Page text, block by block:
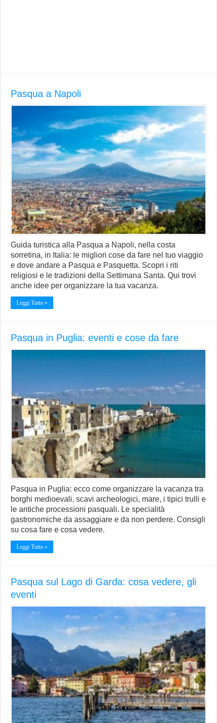
Pasqua a Napoli
Guida turistica alla Pasqua a Napoli, nella costa
sorretina, in Italia: le migliori cose da fare nel tuo viaggio
e dove andare a Pasqua e Pasquetta. Scopri i riti
religiosi e le tradizioni della Settimana Santa. Qui trovi
anche idee per organizzare la tua vacanza.
Leggi Tutto »
Pasqua in Puglia: eventi e cose da fare
Pasqua in Puglia: ecco come organizzare la vacanza tra
borghi medioevali, scavi archeologici, mare, i tipici trulli e
le antiche processioni pasquali. Le specialità
gastronomiche da assaggiare e da non perdere. Consigli
su cosa fare e cosa vedere.
Leggi Tutto »
Pasqua sul Lago di Garda: cosa vedere, gli
eventi